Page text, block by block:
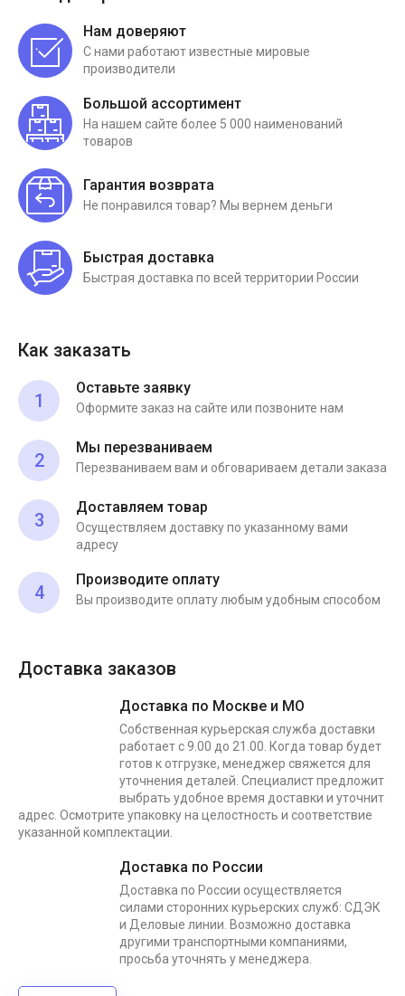
Нам доверяют
С нами работают известные мировые
производители
Большой ассортимент
На нашем сайте более 5 000 наименований
товаров
Гарантия возврата
Не понравился товар? Мы вернем деньги
Быстрая доставка
Быстрая доставка по всей территории России
Как заказать
1
Оставьте заявку
Оформите заказ на сайте или позвоните нам
2
Мы перезваниваем
Перезваниваем вам и обговариваем детали заказа
3
Доставляем товар
Осуществляем доставку по указанному вами
адресу
4
Производите оплату
Вы производите оплату любым удобным способом
Доставка заказов
Доставка по Москве и МО
Собственная курьерская служба доставки
работает с 9.00 до 21.00. Когда товар будет
готов к отгрузке, менеджер свяжется для
уточнения деталей. Специалист предложит
выбрать удобное время доставки и уточнит
адрес. Осмотрите упаковку на целостность и соответствие
указанной комплектации.
Доставка по России
Доставка по России осуществляется
силами сторонних курьерских служб: СДЭК
и Деловые линии. Возможно доставка
другими транспортными компаниями,
просьба уточнять у менеджера.